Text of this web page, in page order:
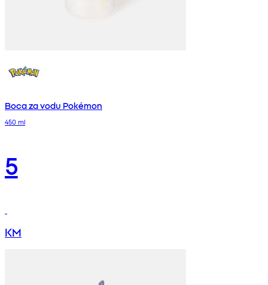
Boca za vodu Pokémon
450 ml
5
KM